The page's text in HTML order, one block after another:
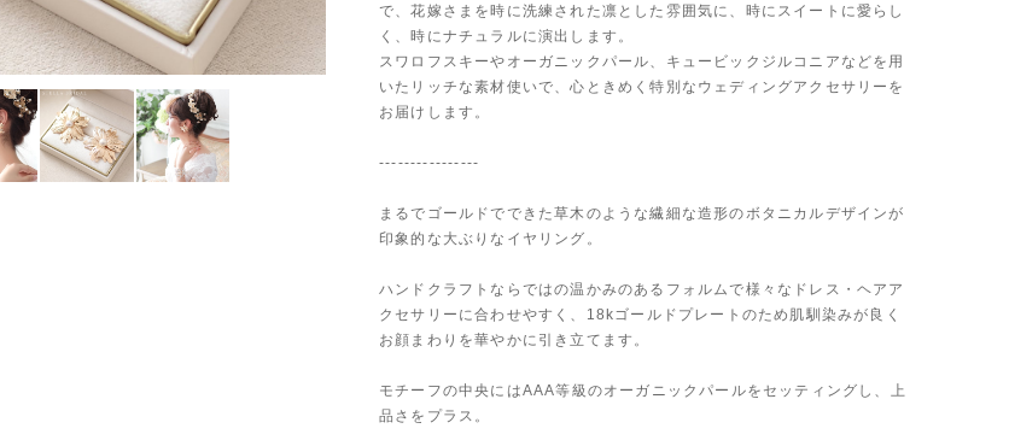
で、花嫁さまを時に洗練された凛とした雰囲気に、時にスイートに愛らし
く、時にナチュラルに演出します。
スワロフスキーやオーガニックパール、キュービックジルコニアなどを用
いたリッチな素材使いで、心ときめく特別なウェディングアクセサリーを
お届けします。
----------------
まるでゴールドでできた草木のような繊細な造形のボタニカルデザインが
印象的な大ぶりなイヤリング。
ハンドクラフトならではの温かみのあるフォルムで様々なドレス・ヘアア
クセサリーに合わせやすく、18kゴールドプレートのため肌馴染みが良く
お顔まわりを華やかに引き立てます。
モチーフの中央にはAAA等級のオーガニックパールをセッティングし、上
品さをプラス。